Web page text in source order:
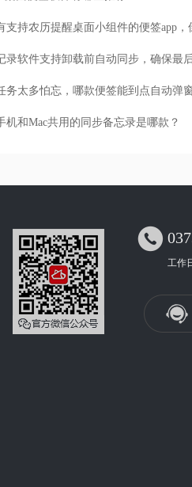
务太多怕忘，哪款便签能到点自动弹
机和Mac共用的同步备忘录是哪款？

工作